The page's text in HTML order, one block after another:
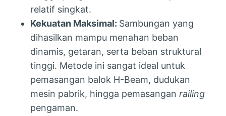
relatif singkat.
Kekuatan Maksimal: Sambungan yang
dihasilkan mampu menahan beban
dinamis, getaran, serta beban struktural
tinggi. Metode ini sangat ideal untuk
pemasangan balok H-Beam, dudukan
mesin pabrik, hingga pemasangan railing
pengaman.